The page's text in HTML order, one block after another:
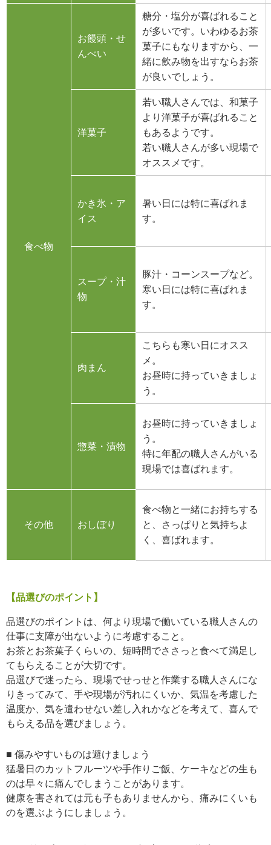
食べ物
お饅頭・せ
んべい
糖分・塩分が喜ばれること
が多いです。いわゆるお茶
菓子にもなりますから、一
緒に飲み物を出すならお茶
が良いでしょう。
洋菓子
若い職人さんでは、和菓子
より洋菓子が喜ばれること
もあるようです。
若い職人さんが多い現場で
オススメです。
かき氷・ア
イス
暑い日には特に喜ばれま
す。
スープ・汁
物
豚汁・コーンスープなど。
寒い日には特に喜ばれま
す。
肉まん
こちらも寒い日にオスス
メ。
お昼時に持っていきましょ
う。
惣菜・漬物
お昼時に持っていきましょ
う。
特に年配の職人さんがいる
現場では喜ばれます。
その他 おしぼり
食べ物と一緒にお持ちする
と、さっぱりと気持ちよ
く、喜ばれます。
【品選びのポイント】
品選びのポイントは、何より現場で働いている職人さんの
仕事に支障が出ないように考慮すること。
お茶とお茶菓子くらいの、短時間でささっと食べて満足し
てもらえることが大切です。
品選びで迷ったら、現場でせっせと作業する職人さんにな
りきってみて、手や現場が汚れにくいか、気温を考慮した
温度か、気を遣わせない差し入れかなどを考えて、喜んで
もらえる品を選びましょう。
■ 傷みやすいものは避けましょう
猛暑日のカットフルーツや手作りご飯、ケーキなどの生も
のは早々に痛んでしまうことがあります。
健康を害されては元も子もありませんから、痛みにくいも
のを選ぶようにしましょう。